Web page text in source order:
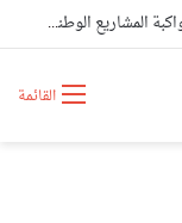
الدخول التكويني أكتوبر 2026..تكوين نوعي لمواكبة المشاريع الوطنية الكبرى
القائمة